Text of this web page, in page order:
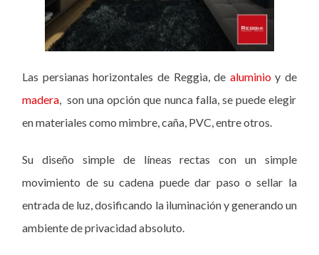
Las persianas horizontales de Reggia, de aluminioy de
madera, son una opción que nunca falla, se puede elegir
en materiales como mimbre, caña, PVC, entre otros.
Su diseño simple de líneas rectas con un simple
movimiento de su cadena puede dar paso o sellar la
entrada de luz, dosificando la iluminación y generando un
ambiente de privacidad absoluto.